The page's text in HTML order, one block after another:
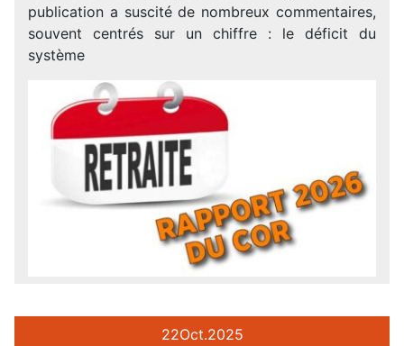
publication a suscité de nombreux commentaires,
souvent centrés sur un chiffre : le déficit du
système
22Oct.2025